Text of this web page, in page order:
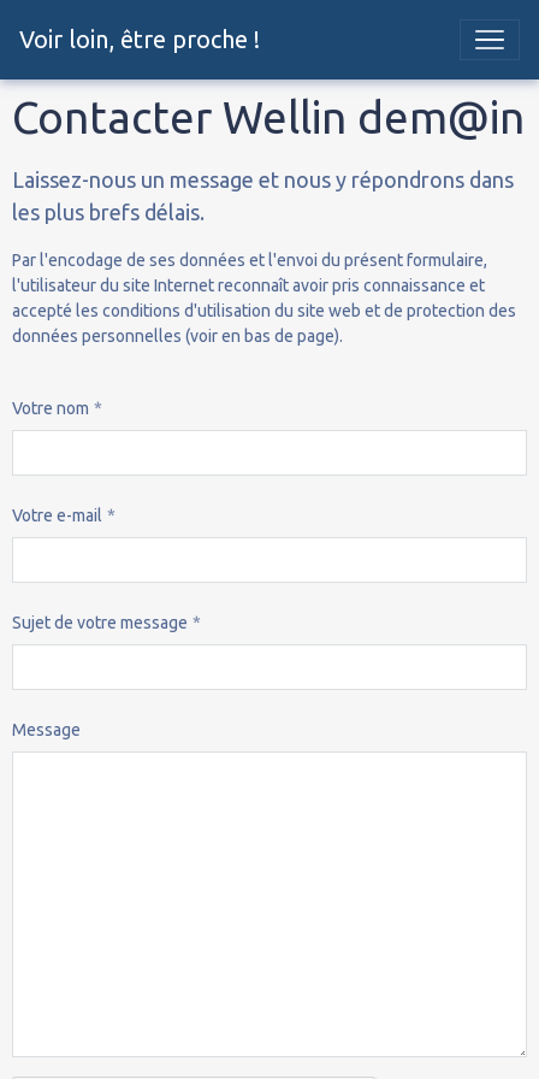
Voir loin, être proche !
Contacter Wellin dem@in
Laissez-nous un message et nous y répondrons dans
les plus brefs délais.
Par l'encodage de ses données et l'envoi du présent formulaire,
l'utilisateur du site Internet reconnaît avoir pris connaissance et
accepté les conditions d'utilisation du site web et de protection des
données personnelles (voir en bas de page).
Votre nom
Votre e-mail
Sujet de votre message
Message